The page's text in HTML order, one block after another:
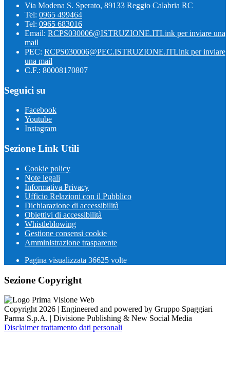
Via Modena S. Sperato, 89133 Reggio Calabria RC
Tel: 0965 499464
Tel: 0965 683016
Email: RCPS030006@ISTRUZIONE.ITLink per inviare una
mail
PEC: RCPS030006@PEC.ISTRUZIONE.ITLink per inviare
una mail
C.F.: 80008170807
Seguici su
Facebook
Youtube
Instagram
Sezione Link Utili
Cookie policy
Note legali
Informativa Privacy
Ufficio Relazioni con il Pubblico
Dichiarazione di accessibilità
Obiettivi di accessibilità
Whistleblowing
Gestione consensi cookie
Amministrazione trasparente
Pagina visualizzata 36625 volte
Sezione Copyright
Copyright 2026 | Engineered and powered by Gruppo Spaggiari
Parma S.p.A. | Divisione Publishing & New Social Media
Disclaimer trattamento dati personali